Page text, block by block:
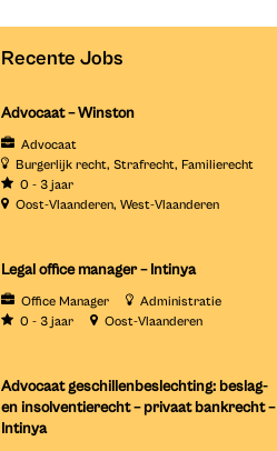
Recente Jobs
Advocaat – Winston
Advocaat
Burgerlijk recht Strafrecht Familierecht
0 - 3 jaar
Oost-Vlaanderen West-Vlaanderen
Legal office manager – Intinya
Office Manager
Administratie
0 - 3 jaar
Oost-Vlaanderen
Advocaat geschillenbeslechting: beslag-
en insolventierecht – privaat bankrecht –
Intinya